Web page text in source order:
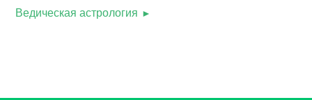
Ведическая астрология